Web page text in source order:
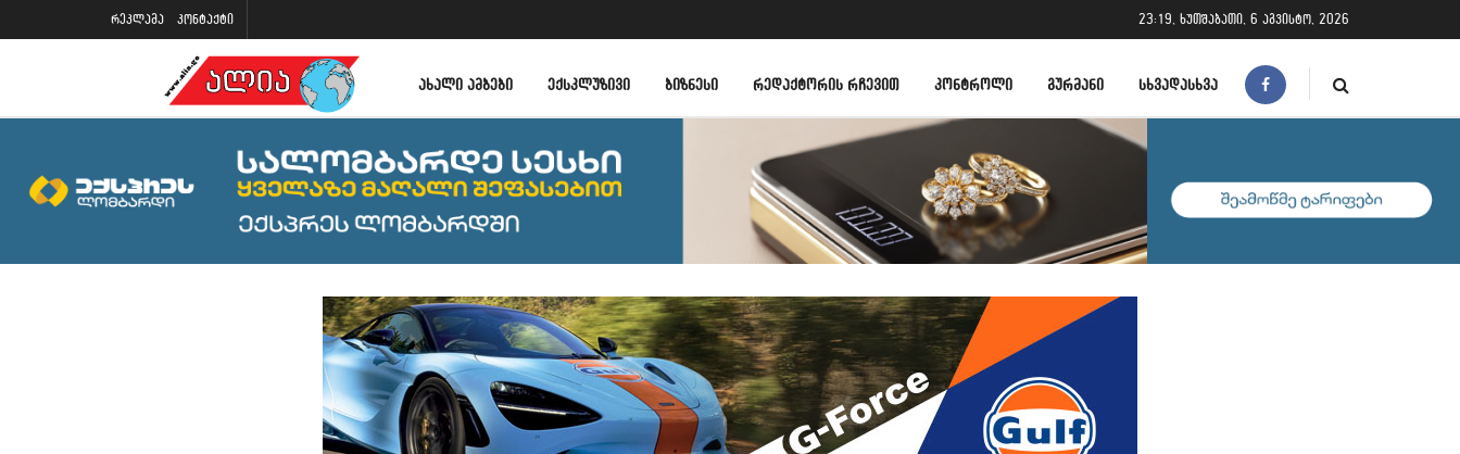
რეკლამა კონტაქტი 23:19, ხუთშაბათი, 6 აგვისტო, 2026
ᲐᲮᲐᲚᲘ ᲐᲛᲑᲔᲑᲘ ᲔᲥᲡᲙᲚᲣᲖᲘᲕᲘ ᲑᲘᲖᲜᲔᲡᲘ ᲠᲔᲓᲐᲥᲢᲝᲠᲘᲡ ᲠᲩᲔᲕᲘᲗ ᲙᲝᲜᲢᲠᲝᲚᲘ ᲒᲣᲠᲛᲐᲜᲘ ᲡᲮᲕᲐᲓᲐᲡᲮᲕᲐ